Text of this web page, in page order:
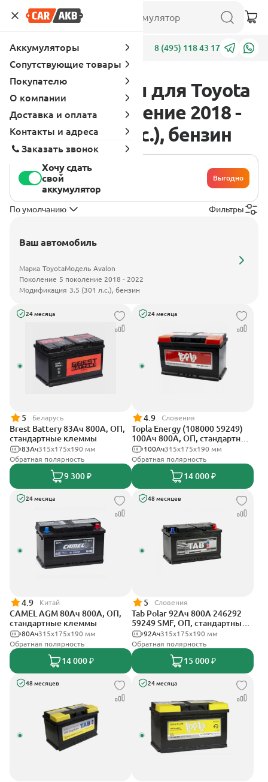
Адреса 8 (495) 118 43 17
Аккумуляторы для Toyota
Avalon 5 поколение 2018 -
2022 3.5 (301 л.с.), бензин
Хочу сдать
свой
аккумулятор
Выгодно
По умолчанию Фильтры
Ваш автомобиль
Марка ToyotaМодель Avalon
Поколение 5 поколение 2018 - 2022
Модификация 3.5 (301 л.с.), бензин
24 месяца
5 Беларусь
Brest Battery 83Ач 800А, ОП,
стандартные клеммы
315x175x190 мм
83Ач
Обратная полярность
9 300 ₽
24 месяца
4.9 Словения
Topla Energy (108000 59249)
100Ач 800А, ОП, стандартные
клеммы315x175x190 мм
100Ач
Обратная полярность
14 000 ₽
24 месяца
4.9 Китай
CAMEL AGM 80Ач 800А, ОП,
стандартные клеммы
315x175x190 мм
80Ач
Обратная полярность
14 000 ₽
48 месяцев
5 Словения
Tab Polar 92Ач 800А 246292
59249 SMF, ОП, стандартные
клеммы315x175x190 мм
92Ач
Обратная полярность
15 000 ₽
48 месяцев 24 месяца
Аккумуляторы
Сопутствующие товары
Покупателю
О компании
Доставка и оплата
Контакты и адреса
Заказать звонок